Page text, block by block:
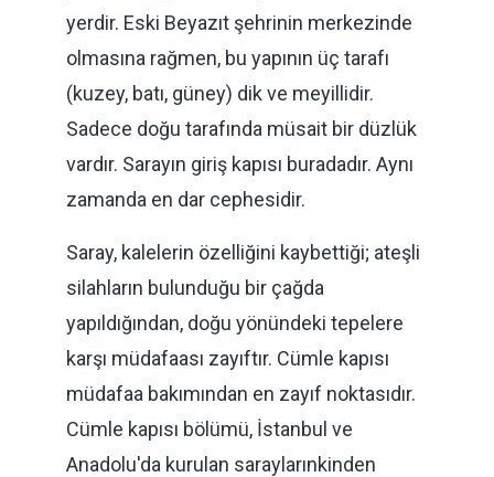
yerdir. Eski Beyazıt şehrinin merkezinde
olmasına rağmen, bu yapının üç tarafı
(kuzey, batı, güney) dik ve meyillidir.
Sadece doğu tarafında müsait bir düzlük
vardır. Sarayın giriş kapısı buradadır. Aynı
zamanda en dar cephesidir.
Saray, kalelerin özelliğini kaybettiği; ateşli
silahların bulunduğu bir çağda
yapıldığından, doğu yönündeki tepelere
karşı müdafaası zayıftır. Cümle kapısı
müdafaa bakımından en zayıf noktasıdır.
Cümle kapısı bölümü, İstanbul ve
Anadolu'da kurulan saraylarınkinden